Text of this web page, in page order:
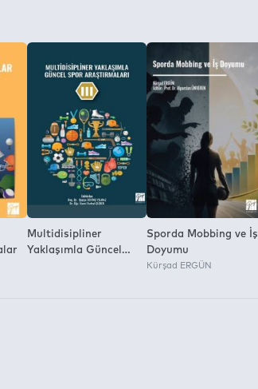
İzni:
Multidisipliner
Yaklaşımla Güncel
Sporda Mobbing ve İş
Doyumu
Kürşad ERGÜN